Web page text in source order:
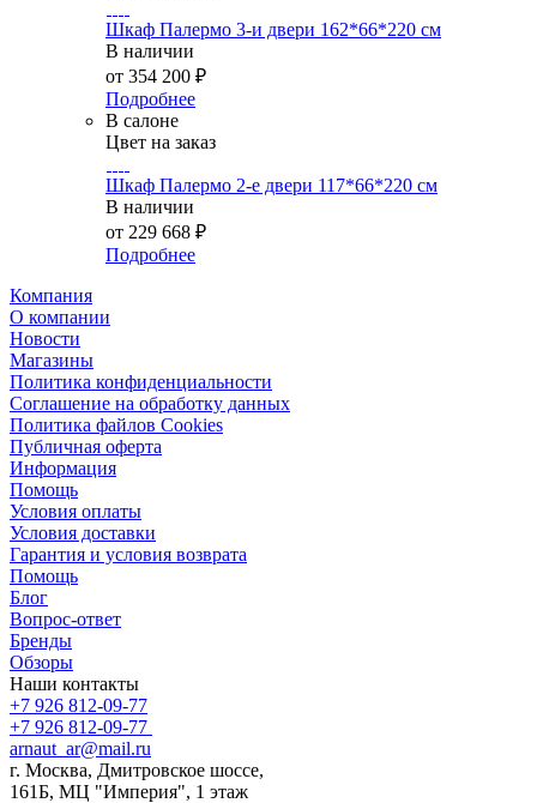
Шкаф Палермо 3-и двери 162*66*220 см
В наличии
от 354 200 ₽
Подробнее
В салоне
Цвет на заказ
Шкаф Палермо 2-е двери 117*66*220 см
В наличии
от 229 668 ₽
Подробнее
Компания
О компании
Новости
Магазины
Политика конфиденциальности
Соглашение на обработку данных
Политика файлов Cookies
Публичная оферта
Информация
Помощь
Условия оплаты
Условия доставки
Гарантия и условия возврата
Помощь
Блог
Вопрос-ответ
Бренды
Обзоры
Наши контакты
+7 926 812-09-77
+7 926 812-09-77
arnaut_ar@mail.ru
г. Москва, Дмитровское шоссе,
161Б, МЦ "Империя", 1 этаж